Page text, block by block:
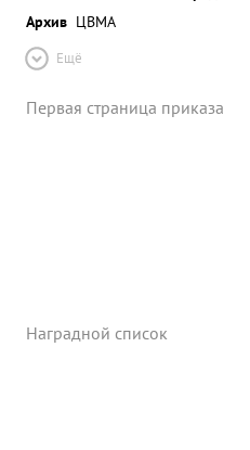
Архив ЦВМА
Ещё
Первая страница приказа
Наградной список